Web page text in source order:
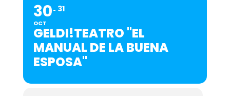
30
OCT
31
GELDI!TEATRO "EL
MANUAL DE LA BUENA
ESPOSA"